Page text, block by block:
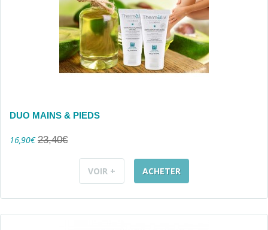
DUO MAINS & PIEDS
16,90€ 23,40€
VOIR + ACHETER